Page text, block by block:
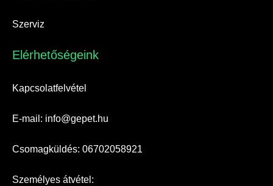
Szerviz
Elérhetőségeink​
Kapcsolatfelvétel
E-mail: info@gepet.hu
Csomagküldés: 06702058921
Személyes átvétel: